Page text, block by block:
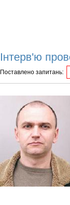
Інтерв'ю
Поставлено запитань: